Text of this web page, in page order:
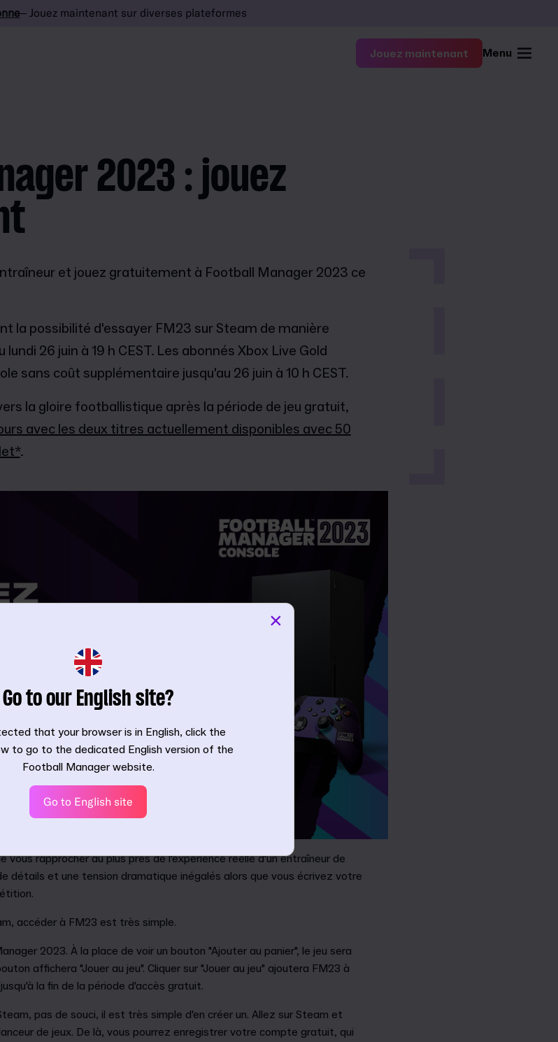
– Jouez maintenant sur diverses plateformes
Jouez maintenant Menu
2023 : jouez
et jouez gratuitement à Football Manager 2023 ce
la possibilité d'essayer FM23 sur Steam de manière
26 juin à 19 h CEST. Les abonnés Xbox Live Gold
sans coût supplémentaire jusqu'au 26 juin à 10 h CEST.
la gloire footballistique après la période de jeu gratuit,
avec les deux titres actuellement disponibles avec 50
.
vous rapprocher au plus près de l'expérience réelle d'un entraîneur de
détails et une tension dramatique inégalés alors que vous écrivez votre
accéder à FM23 est très simple.
2023. À la place de voir un bouton "Ajouter au panier", le jeu sera
affichera "Jouer au jeu". Cliquer sur "Jouer au jeu" ajoutera FM23 à
la fin de la période d'accès gratuit.
pas de souci, il est très simple d'en créer un. Allez sur Steam et
de jeux. De là, vous pourrez enregistrer votre compte gratuit, qui
Go to our English site?
that your browser is in English, click the
to go to the dedicated English version of the
Football Manager website.
Go to English site
×